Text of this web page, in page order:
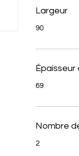
Largeur
90
Épaisseur
69
Nombre
2